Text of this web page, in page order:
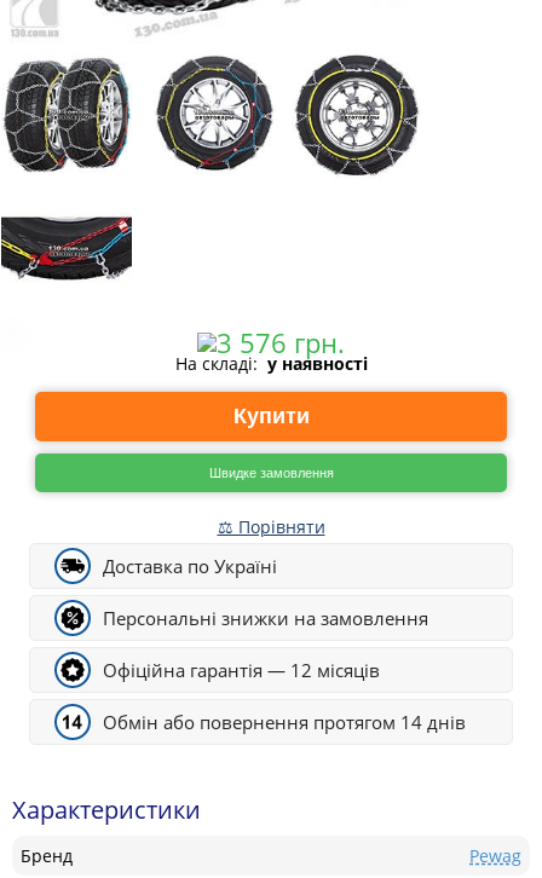
На складі: у наявності
Купити
Швидке замовлення
⚖ Порівняти
Доставка по Україні
Персональні знижки на замовлення
Офіційна гарантія — 12 місяців
Обмін або повернення протягом 14 днів
Характеристики
Бренд
Pewag